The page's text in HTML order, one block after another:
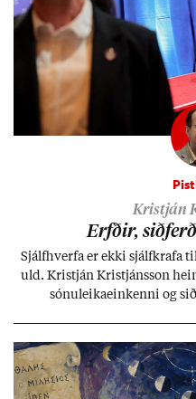
Kristján
Erfð­ir,
Sjálf­hverfa er ekki sjálf­krafa
uld. Kristján Kristjáns­son
sónu­leika­ein­kenni og